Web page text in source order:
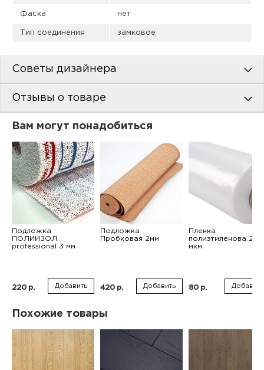
Фаска нет
Тип соединения замковое
Советы дизайнера
Отзывы о товаре
Вам могут понадобиться
Подложка
ПОЛИИЗОЛ
professional 3 мм
220 р. Добавить
Подложка
Пробковая 2мм
420 р. Добавить
Пленка
полиэтиленова 200
мкм
80 р. Добавить
Похожие товары